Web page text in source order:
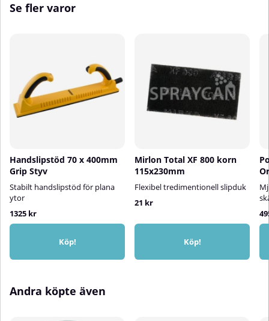
Se fler varor
Handslipstöd 70 x 400mm
Grip Styv
Stabilt handslipstöd för plana
ytor
1325 kr
Köp!
Mirlon Total XF 800 korn
115x230mm
Flexibel tredimentionell slipduk
21 kr
Köp!
Andra köpte även